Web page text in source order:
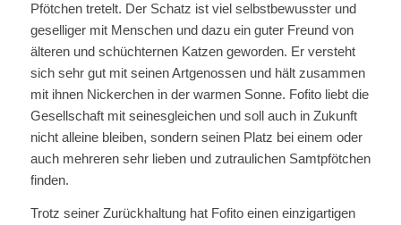
Pfötchen tretelt. Der Schatz ist viel selbstbewusster und
geselliger mit Menschen und dazu ein guter Freund von
älteren und schüchternen Katzen geworden. Er versteht
sich sehr gut mit seinen Artgenossen und hält zusammen
mit ihnen Nickerchen in der warmen Sonne. Fofito liebt die
Gesellschaft mit seinesgleichen und soll auch in Zukunft
nicht alleine bleiben, sondern seinen Platz bei einem oder
auch mehreren sehr lieben und zutraulichen Samtpfötchen
finden.
Trotz seiner Zurückhaltung hat Fofito einen einzigartigen